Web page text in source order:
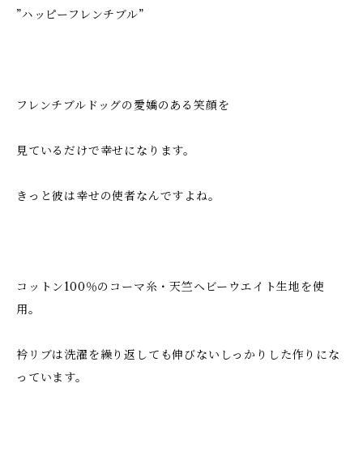
”ハッピーフレンチブル”
フレンチブルドッグの愛嬌のある笑顔を
見ているだけで幸せになります。
きっと彼は幸せの使者なんですよね。
コットン100％のコーマ糸・天竺ヘビーウエイト生地を使
用。
衿リブは洗濯を繰り返しても伸びないしっかりした作りにな
っています。